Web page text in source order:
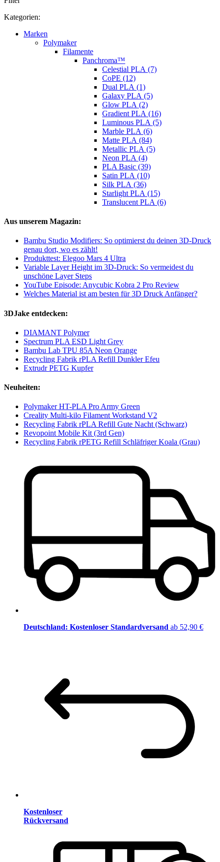
Kategorien:
Marken
Polymaker
Filamente
Panchroma™
Celestial PLA (7)
CoPE (12)
Dual PLA (1)
Galaxy PLA (5)
Glow PLA (2)
Gradient PLA (16)
Luminous PLA (5)
Marble PLA (6)
Matte PLA (84)
Metallic PLA (5)
Neon PLA (4)
PLA Basic (39)
Satin PLA (10)
Silk PLA (36)
Starlight PLA (15)
Translucent PLA (6)
Aus unserem Magazin:
Bambu Studio Modifiers: So optimierst du deinen 3D-Druck
genau dort, wo es zählt!
Produkttest: Elegoo Mars 4 Ultra
Variable Layer Height im 3D-Druck: So vermeidest du
unschöne Layer Steps
YouTube Episode: Anycubic Kobra 2 Pro Review
Welches Material ist am besten für 3D Druck Anfänger?
3DJake entdecken:
DIAMANT Polymer
Spectrum PLA ESD Light Grey
Bambu Lab TPU 85A Neon Orange
Recycling Fabrik rPLA Refill Dunkler Efeu
Extrudr PETG Kupfer
Neuheiten:
Polymaker HT-PLA Pro Army Green
Creality Multi-kilo Filament Workstand V2
Recycling Fabrik rPLA Refill Gute Nacht (Schwarz)
Revopoint Mobile Kit (3rd Gen)
Recycling Fabrik rPETG Refill Schläfriger Koala (Grau)
Deutschland: Kostenloser Standardversand ab 52,90 €
Kostenloser
Rückversand